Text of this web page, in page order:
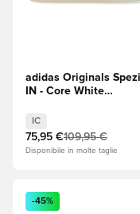
adidas Originals
IN - Core White
(Verde)/Off White
IC
75,95 €109,95 €
Disponibile in molte taglie
Apre una finestra
-45%